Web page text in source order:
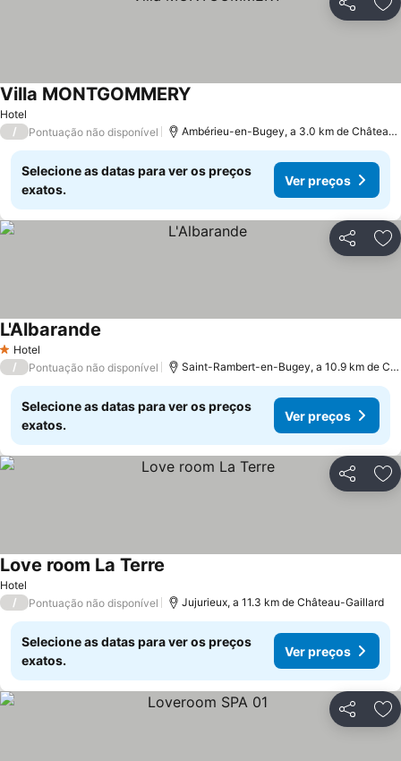
Partilhar
Hotel
Villa MONTGOMMERY
/ Pontuação não disponível Ambérieu-en-Bugey, a 3.0 km de Château-Gaillard
Selecione as datas para ver os preços
exatos.
Ver preços
Partilhar
1 Estrelas
Hotel
L'Albarande
/ Pontuação não disponível Saint-Rambert-en-Bugey, a 10.9 km de Château-Gaillard
Selecione as datas para ver os preços
exatos.
Ver preços
Partilhar
Hotel
Love room La Terre
/ Pontuação não disponível Jujurieux, a 11.3 km de Château-Gaillard
Selecione as datas para ver os preços
exatos.
Ver preços
Partilhar